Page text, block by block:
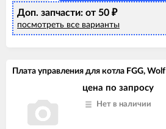
Доп. запчасти: от 50 ₽
посмотреть все варианты
Плата управления для котла FGG, Wolf
цена по запросу
Нет в наличии